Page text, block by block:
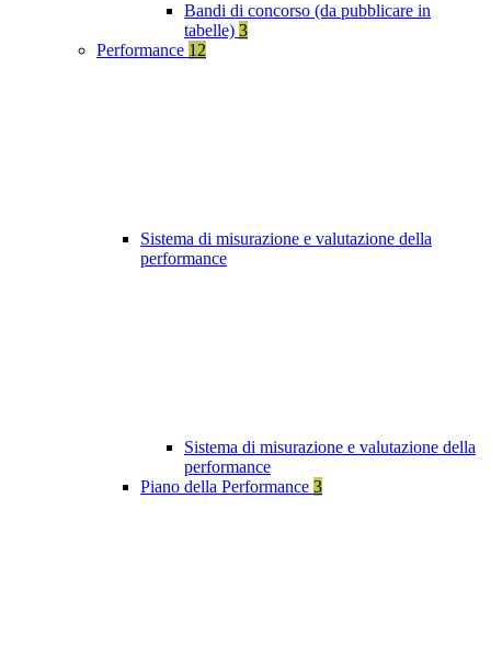
Bandi di concorso (da pubblicare in
tabelle) 3
Performance 12
Sistema di misurazione e valutazione della
performance
Sistema di misurazione e valutazione della
performance
Piano della Performance 3